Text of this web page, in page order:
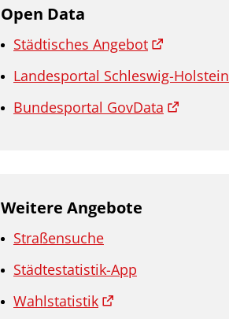
Open Data
Städtisches Angebot
Landesportal Schleswig-Holstein
Bundesportal GovData
Weitere Angebote
Straßensuche
Städtestatistik-App
Wahlstatistik